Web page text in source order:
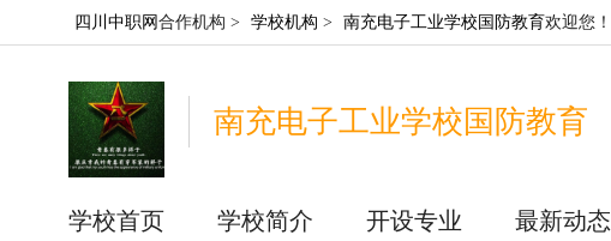
四川中职网 合作机构 > 学校机构 > 南充电子工业学校国防教育欢迎您！
南充电子工业学校国防教育
学校首页 学校简介 开设专业 最新动态